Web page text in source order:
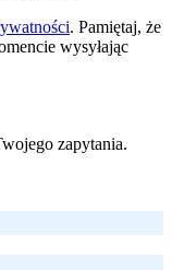
. Pamiętaj, że
wysyłając
zapytania.